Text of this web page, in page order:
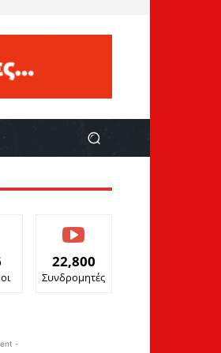
22,800
Συνδρομητές
-